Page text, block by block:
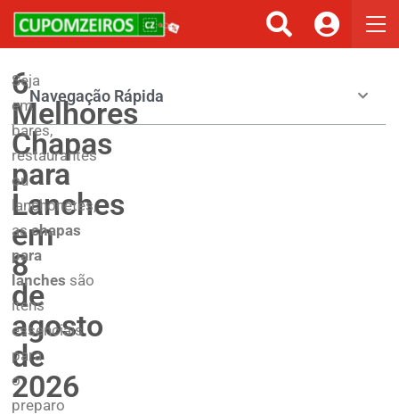
6
Melhores
Chapas
para
Lanches
em
8
de
agosto
de
2026
Seja
em
bares,
restaurantes
ou
lanchonetes,
aschapas
para
lanches são
itens
essenciais
para
o
preparo
Navegação Rápida